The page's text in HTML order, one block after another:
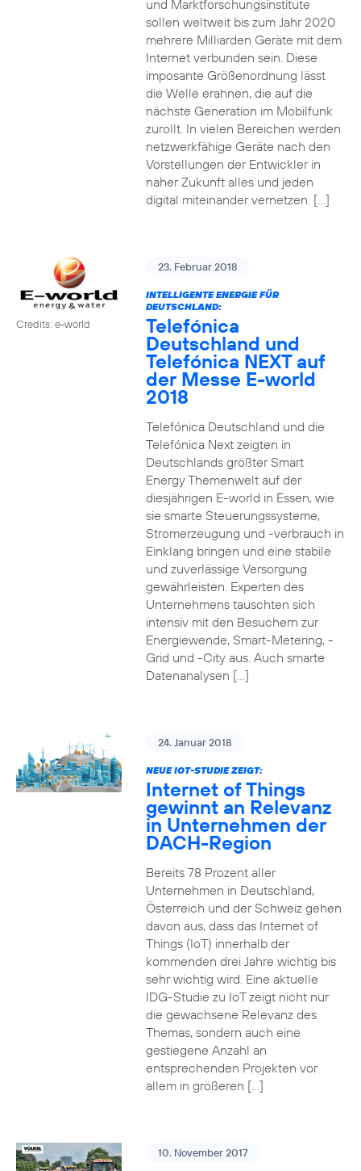
und Marktforschungsinstitute
sollen weltweit bis zum Jahr 2020
mehrere Milliarden Geräte mit dem
Internet verbunden sein. Diese
imposante Größenordnung lässt
die Welle erahnen, die auf die
nächste Generation im Mobilfunk
zurollt. In vielen Bereichen werden
netzwerkfähige Geräte nach den
Vorstellungen der Entwickler in
naher Zukunft alles und jeden
digital miteinander vernetzen. […]
Credits: e-world
23. Februar 2018
INTELLIGENTE ENERGIE FÜR
DEUTSCHLAND:
Telefónica
Deutschland und
Telefónica NEXT auf
der Messe E-world
2018
Telefónica Deutschland und die
Telefónica Next zeigten in
Deutschlands größter Smart
Energy Themenwelt auf der
diesjährigen E-world in Essen, wie
sie smarte Steuerungssysteme,
Stromerzeugung und -verbrauch in
Einklang bringen und eine stabile
und zuverlässige Versorgung
gewährleisten. Experten des
Unternehmens tauschten sich
intensiv mit den Besuchern zur
Energiewende, Smart-Metering, -
Grid und -City aus. Auch smarte
Datenanalysen […]
24. Januar 2018
NEUE IOT-STUDIE ZEIGT:
Internet of Things
gewinnt an Relevanz
in Unternehmen der
DACH-Region
Bereits 78 Prozent aller
Unternehmen in Deutschland,
Österreich und der Schweiz gehen
davon aus, dass das Internet of
Things (IoT) innerhalb der
kommenden drei Jahre wichtig bis
sehr wichtig wird. Eine aktuelle
IDG-Studie zu IoT zeigt nicht nur
die gewachsene Relevanz des
Themas, sondern auch eine
gestiegene Anzahl an
entsprechenden Projekten vor
allem in größeren […]
10. November 2017